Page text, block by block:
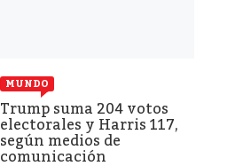
MUNDO
Trump suma 204 votos
electorales y Harris 117,
según medios de
comunicación